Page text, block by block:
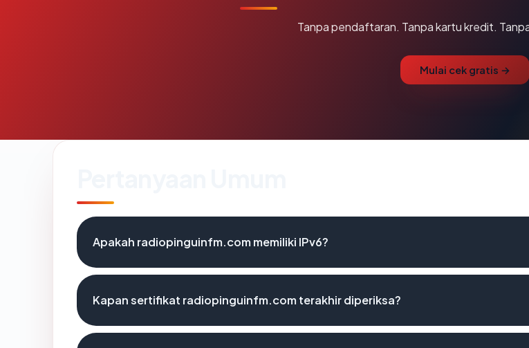
Tanpa pendaftaran. Tanpa kartu kredit.
Mulai cek gratis →
Apakah radiopinguinfm.com memiliki IPv6?
Kapan sertifikat radiopinguinfm.com terakhir diperiksa?